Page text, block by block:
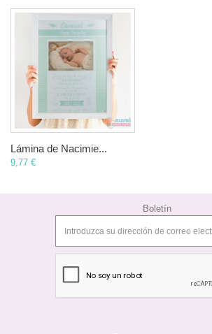
Lámina de Nacimie...
9,77 €
Boletín